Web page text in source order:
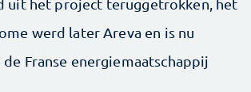
uit het project teruggetrokken, het
werd later Areva en is nu
Franse energiemaatschappij